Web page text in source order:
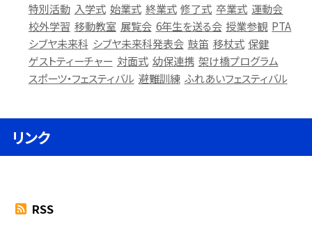
特別活動 入学式 始業式 終業式 修了式 卒業式 運動会
校外学習 移動教室 展覧会 6年生を送る会 授業参観 PTA
シブヤ未来科 シブヤ未来科発表会 鼓笛 移杖式 保健
ゲストティーチャー 対面式 幼保連携 架け橋プログラム
スポーツ・フェスティバル 避難訓練 ふれあいフェスティバル
リンク
RSS